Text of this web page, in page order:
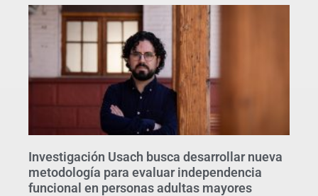
Investigación Usach busca desarrollar nueva
metodología para evaluar independencia
funcional en personas adultas mayores